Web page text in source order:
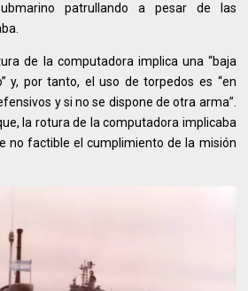
patrullando a pesar de las
de la computadora implica una “baja
y, por tanto, el uso de torpedos es “en
y si no se dispone de otra arma”.
la rotura de la computadora implicaba
no factible el cumplimiento de la misión